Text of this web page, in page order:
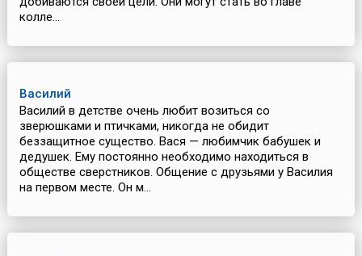
колле...
Василий
Василий в детстве очень любит возиться со
зверюшками и птичками, никогда не обидит
беззащитное существо. Вася — любимчик бабушек и
дедушек. Ему постоянно необходимо находиться в
обществе сверстников. Общение с друзьями у Василия
на первом месте. Он м...